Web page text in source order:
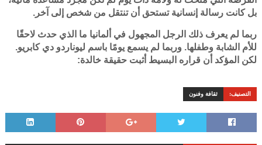
بل كانت رسالة إنسانية تستحق أن تنتقل من شخص إلى آخر.
ربما لم يعرف ذلك الرجل المجهول في ألمانيا ما الذي حدث لاحقًا
للأم الشابة وطفلها. وربما لم يسمع يومًا باسم ليوناردو دي كابريو.
لكن المؤكد أن قراره البسيط أثبت حقيقة خالدة:
التصنيف: ثقافة وفنون